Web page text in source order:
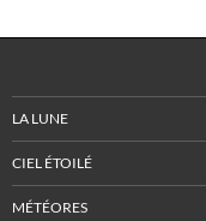
LA LUNE
CIEL ÉTOILÉ
MÉTÉORES